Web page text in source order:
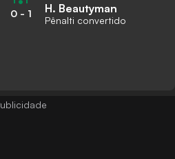
0- 1 H. Beautyman
Pênalti convertido